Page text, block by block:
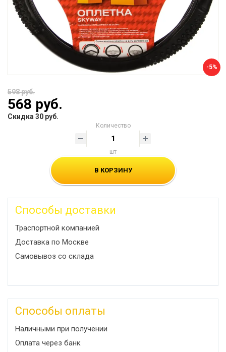
-5%
598 руб.
568 руб.
Скидка 30 руб.
Количество
шт
В КОРЗИНУ
Способы доставки
Траспортной компанией
Доставка по Москве
Самовывоз со склада
Способы оплаты
Наличными при получении
Оплата через банк